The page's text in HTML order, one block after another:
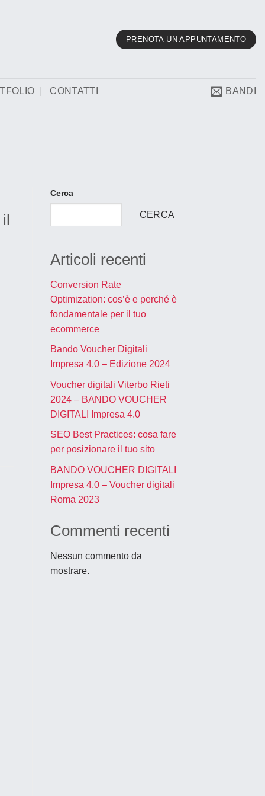
PRENOTA UN APPUNTAMENTO
CONTATTI BANDI
Cerca
CERCA
Articoli recenti
Conversion Rate
Optimization: cos’è e perché è
fondamentale per il tuo
ecommerce
Bando Voucher Digitali
Impresa 4.0 – Edizione 2024
Voucher digitali Viterbo Rieti
2024 – BANDO VOUCHER
DIGITALI Impresa 4.0
SEO Best Practices: cosa fare
per posizionare il tuo sito
BANDO VOUCHER DIGITALI
Impresa 4.0 – Voucher digitali
Roma 2023
Commenti recenti
Nessun commento da
mostrare.